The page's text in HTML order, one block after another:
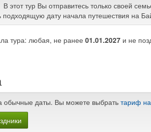
этот тур Вы отправитесь только своей
подходящую дату начала путешествия на
тура: любая, не ранее 01.01.2027 и не
обычные даты. Вы можете выбрать тариф